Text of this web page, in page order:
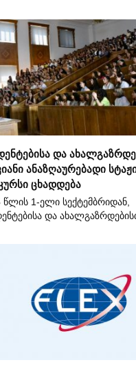
და
ანაზღაურებადი
ცხადდება
წლის 1-ელი სექტემბრიდან,
და